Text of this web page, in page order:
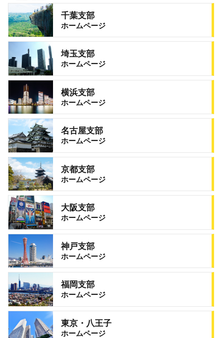
千葉支部
ホームページ
埼玉支部
ホームページ
横浜支部
ホームページ
名古屋支部
ホームページ
京都支部
ホームページ
大阪支部
ホームページ
神戸支部
ホームページ
福岡支部
ホームページ
東京・八王子
ホームページ